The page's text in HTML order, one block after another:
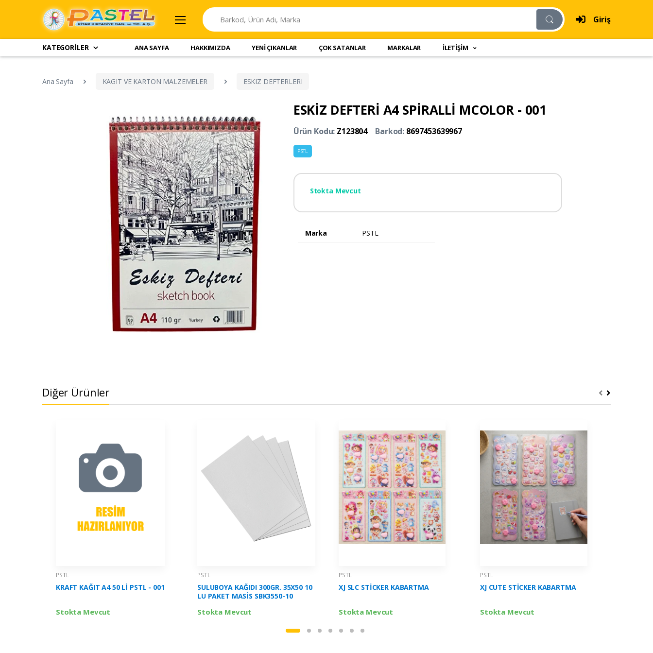
Giriş
KATEGORİLER ANA SAYFA HAKKIMIZDA YENİ ÇIKANLAR ÇOK SATANLAR MARKALAR İLETİŞİM
Ana Sayfa KAGIT VE KARTON MALZEMELER ESKIZ DEFTERLERI
ESKİZ DEFTERİ A4 SPİRALLİ MCOLOR - 001
Ürün Kodu: Z123804 Barkod: 8697453639967
PSTL
Stokta Mevcut
Marka PSTL
Diğer Ürünler
PSTL
KRAFT KAĞIT A4 50 Lİ PSTL - 001
Stokta Mevcut
PSTL
SULUBOYA KAĞIDI 300GR. 35X50 10
LU PAKET MASİS SBK3550-10
Stokta Mevcut
PSTL
XJ SLC STİCKER KABARTMA
Stokta Mevcut
PSTL
XJ CUTE STİCKER KABARTMA
Stokta Mevcut